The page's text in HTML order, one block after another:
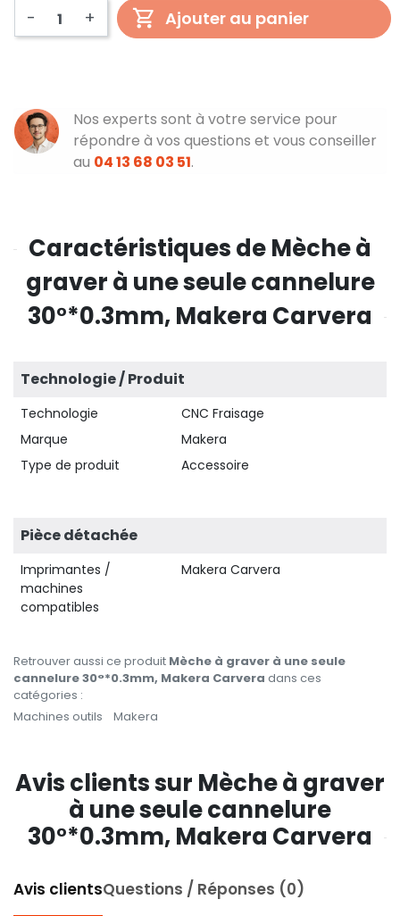
- + Ajouter au panier
Nos experts sont à votre service pour
répondre à vos questions et vous conseiller
au 04 13 68 03 51.
Caractéristiques de Mèche à
graver à une seule cannelure
30°*0.3mm, Makera Carvera
Technologie / Produit
Technologie
CNC Fraisage
Marque
Makera
Type de produit
Accessoire
Pièce détachée
Imprimantes /
machines
compatibles
Makera Carvera
Retrouver aussi ce produit Mèche à graver à une seule
cannelure 30°*0.3mm, Makera Carvera dans ces
catégories :
Machines outils
Makera
Avis clients sur Mèche à graver
à une seule cannelure
30°*0.3mm, Makera Carvera
Avis clientsQuestions / Réponses (0)